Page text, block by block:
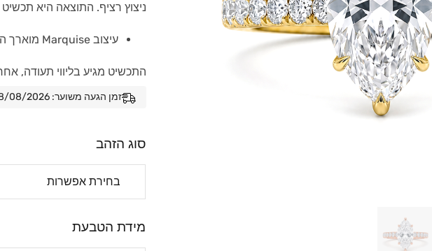
ניצוץ רציף. התוצאה היא
עיצוב Marquise מוארך המעניק מראה נדיב ומחמיא לאצבע
התכשיט מגיע בליווי תעודה,
זמן הגעה משוער: 08/08/2026 - 15/08/2026
סוג הזהב
מידת הטבעת